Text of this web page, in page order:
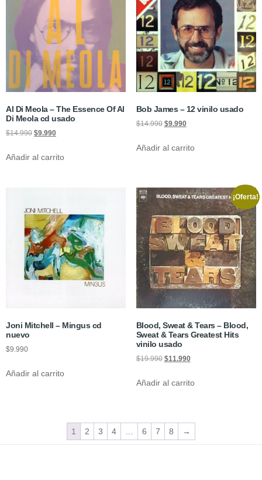
Al Di Meola – The Essence Of Al
Di Meola cd usado
$14.990 $9.990
Añadir al carrito
Bob James – 12 vinilo usado
$14.990 $9.990
Añadir al carrito
Joni Mitchell – Mingus cd
nuevo
$9.990
Añadir al carrito
¡Oferta!
Blood, Sweat & Tears – Blood,
Sweat & Tears Greatest Hits
vinilo usado
$19.990 $11.990
Añadir al carrito
1 2 3 4 6 7 8 →